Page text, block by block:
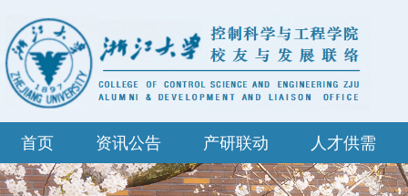
首页 资讯公告 产研联动 人才供需